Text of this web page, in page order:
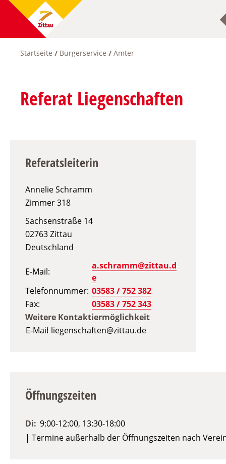
Direkt
Pfadnavigation
Startseite Bürgerservice Ämter
Referat Liegenschaften
Referatsleiterin
Annelie Schramm
Zimmer318
Sachsenstraße 14
02763Zittau
Deutschland
E-Mail
a.schramm@zittau.d
e
Telefonnummer 03583 / 752 382
Fax
03583 / 752 343
Weitere Kontaktiermöglichkeit
E-Mail liegenschaften@zittau.de
Öffnungszeiten
Di: 9:00-12:00, 13:30-18:00
| Termine außerhalb der Öffnungszeiten nach